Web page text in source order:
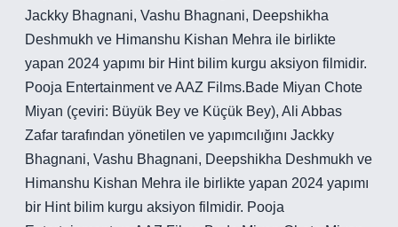
Jackky Bhagnani, Vashu Bhagnani, Deepshikha
Deshmukh ve Himanshu Kishan Mehra ile birlikte
yapan 2024 yapımı bir Hint bilim kurgu aksiyon filmidir.
Pooja Entertainment ve AAZ Films.Bade Miyan Chote
Miyan (çeviri: Büyük Bey ve Küçük Bey), Ali Abbas
Zafar tarafından yönetilen ve yapımcılığını Jackky
Bhagnani, Vashu Bhagnani, Deepshikha Deshmukh ve
Himanshu Kishan Mehra ile birlikte yapan 2024 yapımı
bir Hint bilim kurgu aksiyon filmidir. Pooja